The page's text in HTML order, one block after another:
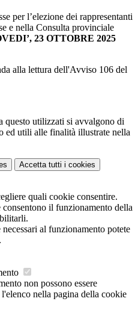
per l’elezione dei rappresentanti
e nella Consulta provinciale
23 OTTOBRE 2025
alla lettura dell'Avviso 106 del
questo utilizzati si avvalgono di
ed utili alle finalità illustrate nella
Accetta tutti i cookies
quali cookie consentire.
il funzionamento della
al funzionamento potete
.
non possono essere
nella pagina della cookie